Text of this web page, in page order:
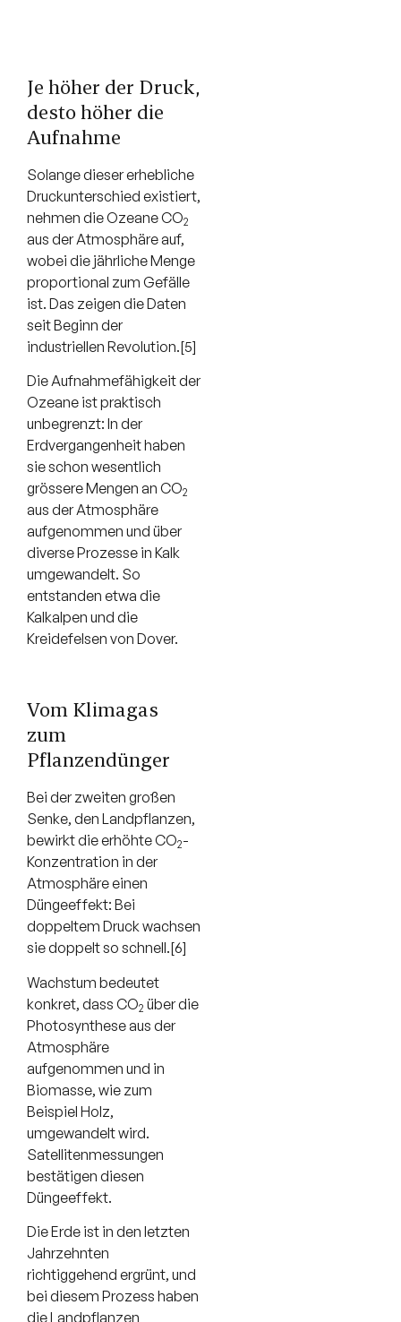
Je höher der Druck,
desto höher die
Aufnahme
Solange dieser erhebliche
Druckunterschied existiert,
nehmen die Ozeane CO2
aus der Atmosphäre auf,
wobei die jährliche Menge
proportional zum Gefälle
ist. Das zeigen die Daten
seit Beginn der
industriellen Revolution.[5]
Die Aufnahmefähigkeit der
Ozeane ist praktisch
unbegrenzt: In der
Erdvergangenheit haben
sie schon wesentlich
grössere Mengen an CO2
aus der Atmosphäre
aufgenommen und über
diverse Prozesse in Kalk
umgewandelt. So
entstanden etwa die
Kalkalpen und die
Kreidefelsen von Dover.
Vom Klimagas
zum
Pflanzendünger
Bei der zweiten großen
Senke, den Landpflanzen,
bewirkt die erhöhte CO2-
Konzentration in der
Atmosphäre einen
Düngeeffekt: Bei
doppeltem Druck wachsen
sie doppelt so schnell.[6]
Wachstum bedeutet
konkret, dass CO2 über die
Photosynthese aus der
Atmosphäre
aufgenommen und in
Biomasse, wie zum
Beispiel Holz,
umgewandelt wird.
Satellitenmessungen
bestätigen diesen
Düngeeffekt.
Die Erde ist in den letzten
Jahrzehnten
richtiggehend ergrünt, und
bei diesem Prozess haben
die Landpflanzen